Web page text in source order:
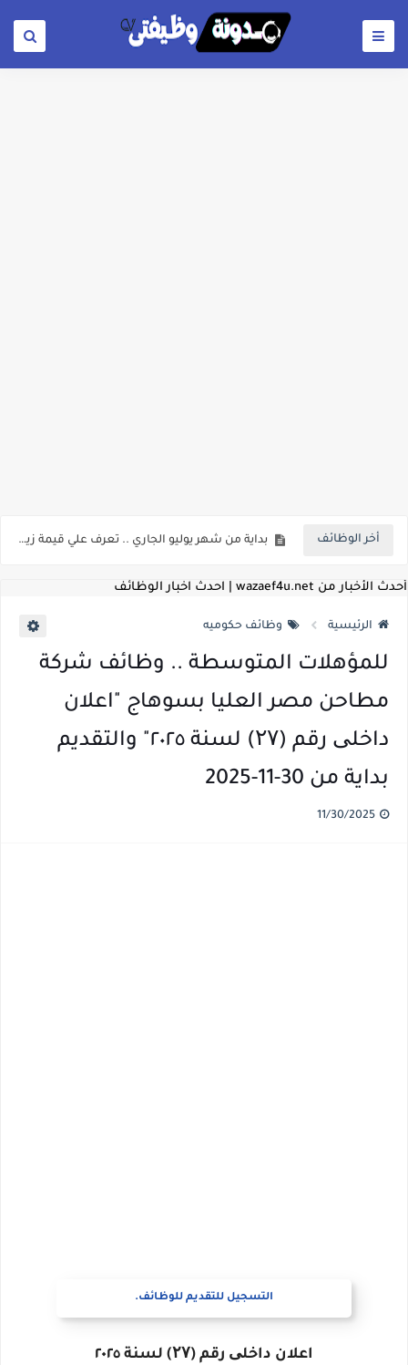
أخر الوظائف للمؤهلات العليا ..اعلان وظائف وزارة التنمية المحلية " اخصائي تخطيط - مهندس - اخصائي حاسبات - باحث قانوني " والتقديم الكتروني بتاريخ 15-7-2026
اعلان وظائف الهيئة القومية لسلامة الغذاء " لشغل وظيفة مفتش أغذية " لخريجي علوم / زراعة / طب بيطري "... الشروط والاوراق المطلوبة وكيفية التقديم
أحدث الأخبار من wazaef4u.net | احدث اخبار الوظائف
الرئيسية وظائف حكوميه
للمؤهلات المتوسطة .. وظائف شركة
مطاحن مصر العليا بسوهاج "اعلان
داخلی رقم (۲۷) لسنة ٢٠٢٥" والتقديم
بداية من 30-11-2025
التسجيل للتقديم للوظائف.
اعلان داخلی رقم (۲۷) لسنة ٢٠٢٥